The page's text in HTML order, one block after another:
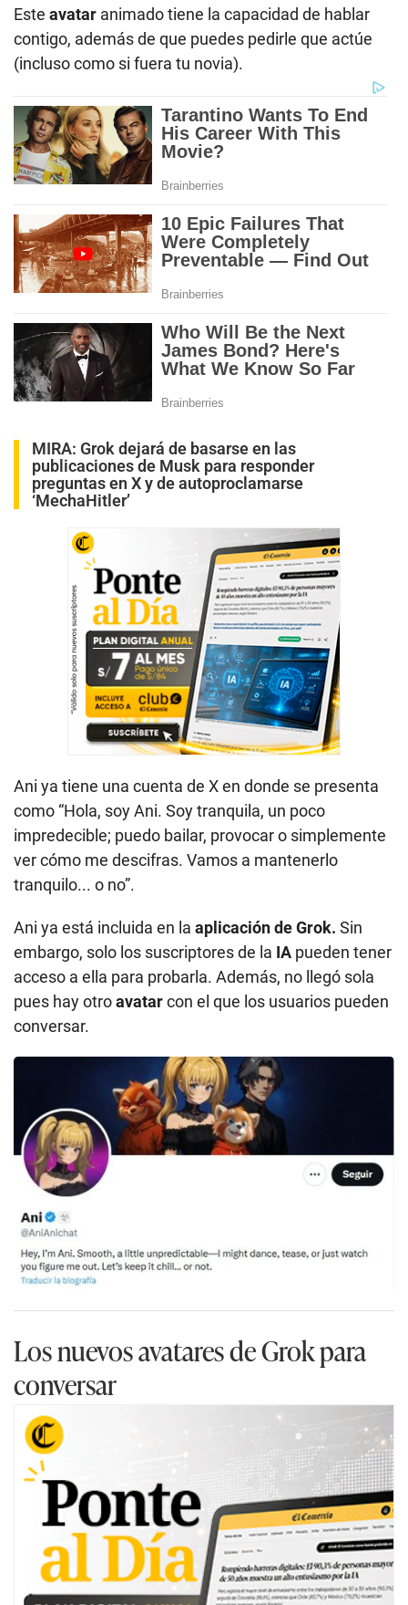
Este avatar animado tiene la capacidad de hablar
contigo, además de que puedes pedirle que actúe
(incluso como si fuera tu novia).
MIRA: Grok dejará de basarse en las
publicaciones de Musk para responder
preguntas en X y de autoproclamarse
‘MechaHitler’
Ani ya tiene una cuenta de X en donde se presenta
como “Hola, soy Ani. Soy tranquila, un poco
impredecible; puedo bailar, provocar o simplemente
ver cómo me descifras. Vamos a mantenerlo
tranquilo... o no”.
Ani ya está incluida en la aplicación de Grok. Sin
embargo, solo los suscriptores de la IA pueden tener
acceso a ella para probarla. Además, no llegó sola
pues hay otroavatarcon el que los usuarios pueden
conversar.
Los nuevos avatares de Grok para
conversar